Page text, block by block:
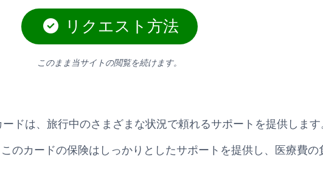
リクエスト方法
このまま当サイトの閲覧を続けます。
ドは、旅行中のさまざまな状況で頼れるサポートを提供します
のカードの保険はしっかりとしたサポートを提供し、医療費の